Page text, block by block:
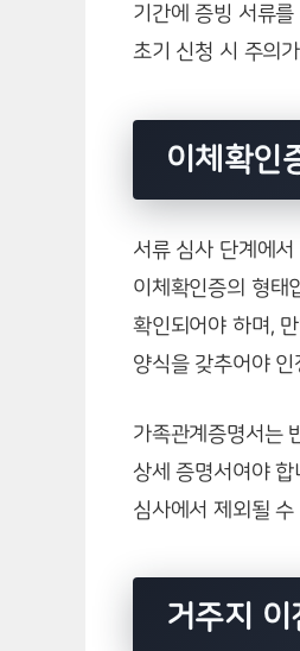
기간에 증빙 서류
초기 신청 시 주의
이체확인
서류 심사 단계에
이체확인증의 형태
확인되어야 하며,
양식을 갖추어야 인
가족관계증명서는
상세 증명서여야
심사에서 제외될
거주지